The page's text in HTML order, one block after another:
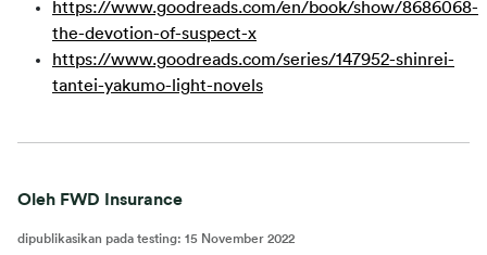
https://www.goodreads.com/en/book/show/8686068-
the-devotion-of-suspect-x
https://www.goodreads.com/series/147952-shinrei-
tantei-yakumo-light-novels
Oleh FWD Insurance
dipublikasikan pada testing: 15 November 2022